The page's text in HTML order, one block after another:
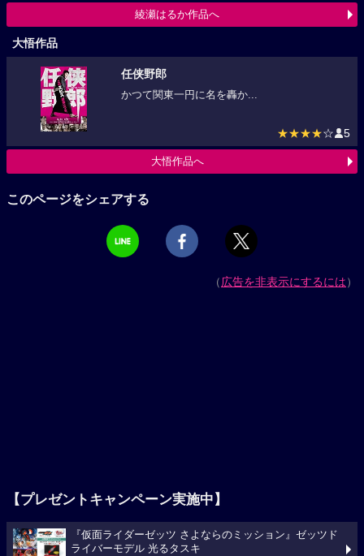
綾瀬はるか作品へ
大悟作品
任侠野郎
かつて関東一円に名を轟か...
★★★★☆ 5
大悟作品へ
このページをシェアする
（広告を非表示にするには）
【プレゼントキャンペーン実施中】
『仮面ライダーゼッツ さよならのミッション』ゼッツド
ライバーモデル 光るタスキ